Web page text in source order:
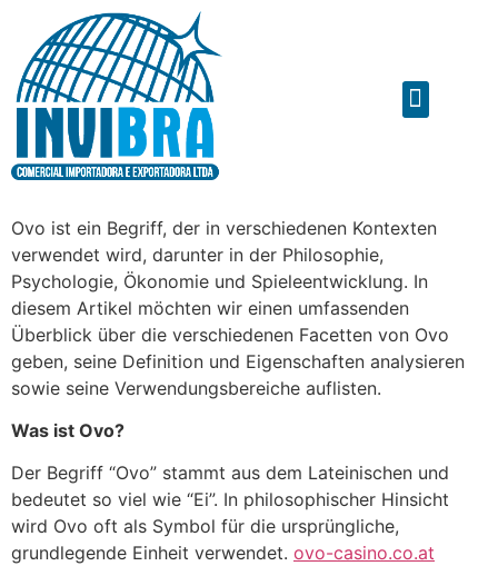
Ovo ist ein Begriff, der in verschiedenen Kontexten
verwendet wird, darunter in der Philosophie,
Psychologie, Ökonomie und Spieleentwicklung. In
diesem Artikel möchten wir einen umfassenden
Überblick über die verschiedenen Facetten von Ovo
geben, seine Definition und Eigenschaften analysieren
sowie seine Verwendungsbereiche auflisten.
Was ist Ovo?
Der Begriff “Ovo” stammt aus dem Lateinischen und
bedeutet so viel wie “Ei”. In philosophischer Hinsicht
wird Ovo oft als Symbol für die ursprüngliche,
grundlegende Einheit verwendet. ovo-casino.co.at